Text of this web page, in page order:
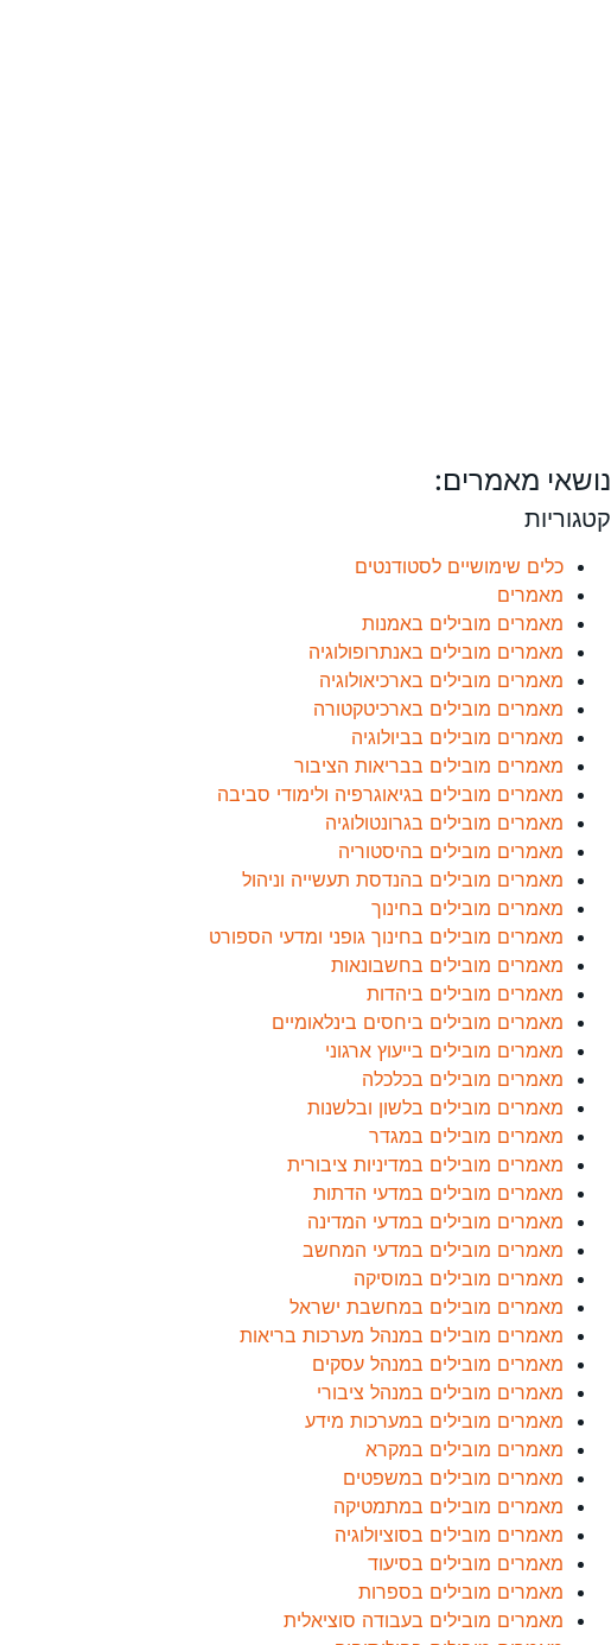
נושאי מאמרים:
קטגוריות
כלים שימושיים לסטודנטים
מאמרים
מאמרים מובילים באמנות
מאמרים מובילים באנתרופולוגיה
מאמרים מובילים בארכיאולוגיה
מאמרים מובילים בארכיטקטורה
מאמרים מובילים בביולוגיה
מאמרים מובילים בבריאות הציבור
מאמרים מובילים בגיאוגרפיה ולימודי סביבה
מאמרים מובילים בגרונטולוגיה
מאמרים מובילים בהיסטוריה
מאמרים מובילים בהנדסת תעשייה וניהול
מאמרים מובילים בחינוך
מאמרים מובילים בחינוך גופני ומדעי הספורט
מאמרים מובילים בחשבונאות
מאמרים מובילים ביהדות
מאמרים מובילים ביחסים בינלאומיים
מאמרים מובילים בייעוץ ארגוני
מאמרים מובילים בכלכלה
מאמרים מובילים בלשון ובלשנות
מאמרים מובילים במגדר
מאמרים מובילים במדיניות ציבורית
מאמרים מובילים במדעי הדתות
מאמרים מובילים במדעי המדינה
מאמרים מובילים במדעי המחשב
מאמרים מובילים במוסיקה
מאמרים מובילים במחשבת ישראל
מאמרים מובילים במנהל מערכות בריאות
מאמרים מובילים במנהל עסקים
מאמרים מובילים במנהל ציבורי
מאמרים מובילים במערכות מידע
מאמרים מובילים במקרא
מאמרים מובילים במשפטים
מאמרים מובילים במתמטיקה
מאמרים מובילים בסוציולוגיה
מאמרים מובילים בסיעוד
מאמרים מובילים בספרות
מאמרים מובילים בעבודה סוציאלית